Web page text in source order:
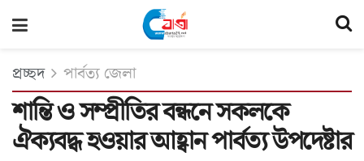
প্রচ্ছদ পার্বত্য জেলা
শান্তি ও সম্প্রীতির বন্ধনে সকলকে
ঐক্যবদ্ধ হওয়ার আহ্বান পার্বত্য উপদেষ্টার